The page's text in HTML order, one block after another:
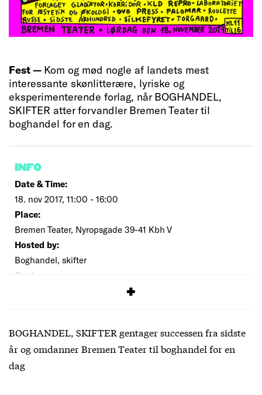
Fest — Kom og mød nogle af landets mest
interessante skønlitterære, lyriske og
eksperimenterende forlag, når BOGHANDEL,
SKIFTER atter forvandler Bremen Teater til
boghandel for en dag.
INFO
Date & Time:
18. nov 2017, 11:00 - 16:00
Place:
Bremen Teater, Nyropsgade 39-41 Kbh V
Hosted by:
Boghandel, skifter
Cost:
BOGHANDEL, SKIFTER gentager successen fra sidste
år og omdanner Bremen Teater til boghandel for en
dag